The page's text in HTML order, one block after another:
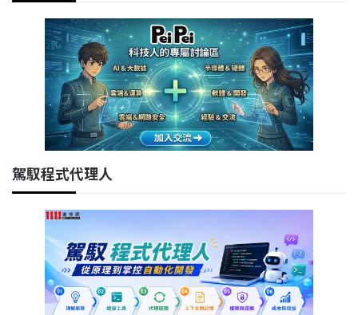
駕馭程式代理人